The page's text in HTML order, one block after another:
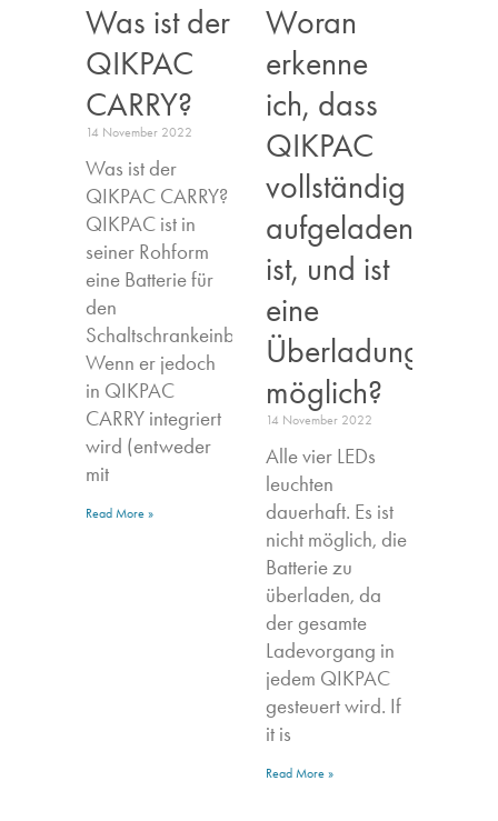
Was ist der
QIKPAC
CARRY?
14 November 2022
Was ist der
QIKPAC CARRY?
QIKPAC ist in
seiner Rohform
eine Batterie für
den
Schaltschrankeinbau.
Wenn er jedoch
in QIKPAC
CARRY integriert
wird (entweder
mit
Read More »
Woran
erkenne
ich, dass
QIKPAC
vollständig
aufgeladen
ist, und ist
eine
Überladung
möglich?
14 November 2022
Alle vier LEDs
leuchten
dauerhaft. Es ist
nicht möglich, die
Batterie zu
überladen, da
der gesamte
Ladevorgang in
jedem QIKPAC
gesteuert wird. If
it is
Read More »